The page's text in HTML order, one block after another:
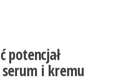
potencjał
i kremu